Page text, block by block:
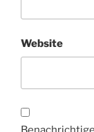
Website